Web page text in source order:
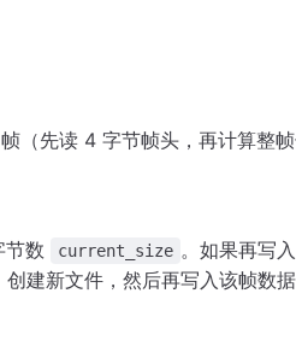
（先读 4 字节帧头，再计算整
节数
current_size 。如果再写
创建新文件，然后再写入该帧数据